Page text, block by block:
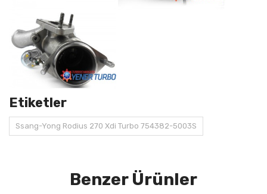
Etiketler
Ssang-Yong Rodius 270 Xdi Turbo 754382-5003S
Benzer Ürünler